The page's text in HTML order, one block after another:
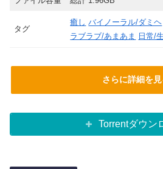
タグ
癒し バイノーラル/ダミヘ
ラブラブ/あまあま 日常/
さらに詳細を見
Torrentダウン